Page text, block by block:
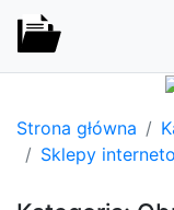
Strona główna
Sklepy